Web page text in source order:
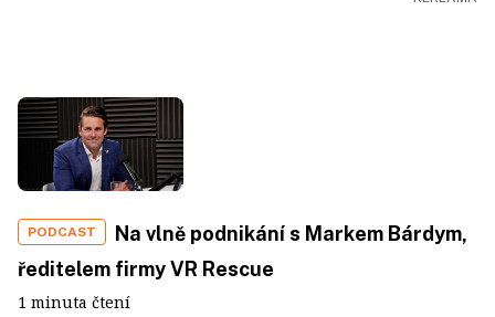
PODCAST
Na vlně podnikání s Markem Bárdym,
ředitelem firmy VR Rescue
1 minuta čtení